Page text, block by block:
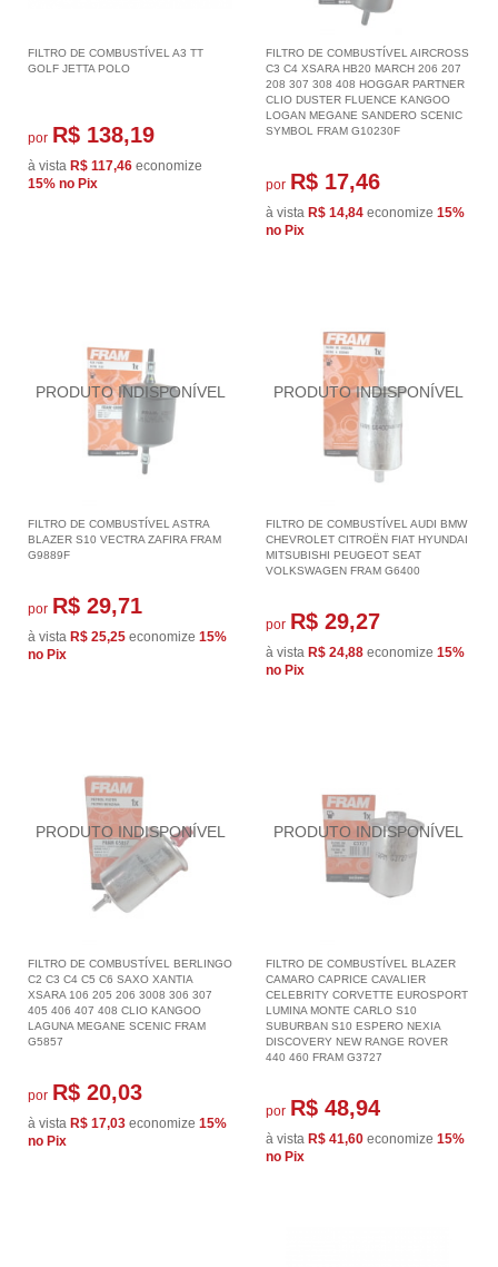
FILTRO DE COMBUSTÍVEL A3 TT
GOLF JETTA POLO
por R$ 138,19
à vista R$ 117,46 economize
15% no Pix
FILTRO DE COMBUSTÍVEL AIRCROSS
C3 C4 XSARA HB20 MARCH 206 207
208 307 308 408 HOGGAR PARTNER
CLIO DUSTER FLUENCE KANGOO
LOGAN MEGANE SANDERO SCENIC
SYMBOL FRAM G10230F
por R$ 17,46
à vista R$ 14,84 economize 15%
no Pix
FILTRO DE COMBUSTÍVEL ASTRA
BLAZER S10 VECTRA ZAFIRA FRAM
G9889F
por R$ 29,71
à vista R$ 25,25 economize 15%
no Pix
FILTRO DE COMBUSTÍVEL AUDI BMW
CHEVROLET CITROËN FIAT HYUNDAI
MITSUBISHI PEUGEOT SEAT
VOLKSWAGEN FRAM G6400
por R$ 29,27
à vista R$ 24,88 economize 15%
no Pix
FILTRO DE COMBUSTÍVEL BERLINGO
C2 C3 C4 C5 C6 SAXO XANTIA
XSARA 106 205 206 3008 306 307
405 406 407 408 CLIO KANGOO
LAGUNA MEGANE SCENIC FRAM
G5857
por R$ 20,03
à vista R$ 17,03 economize 15%
no Pix
FILTRO DE COMBUSTÍVEL BLAZER
CAMARO CAPRICE CAVALIER
CELEBRITY CORVETTE EUROSPORT
LUMINA MONTE CARLO S10
SUBURBAN S10 ESPERO NEXIA
DISCOVERY NEW RANGE ROVER
440 460 FRAM G3727
por R$ 48,94
à vista R$ 41,60 economize 15%
no Pix